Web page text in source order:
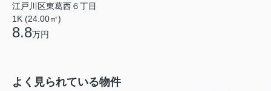
江戸川区東葛西６丁目
1K (24.00㎡)
8.8万円
よく見られている物件